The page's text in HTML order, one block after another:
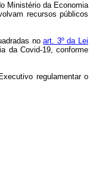
Ministério da Economia
recursos públicos
noart. 3º da Lei
da Covid-19, conforme
regulamentar o